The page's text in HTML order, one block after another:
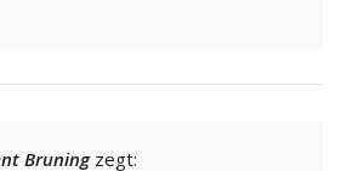
Bruning zegt: